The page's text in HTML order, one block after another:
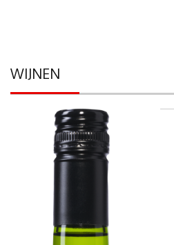
WIJNEN